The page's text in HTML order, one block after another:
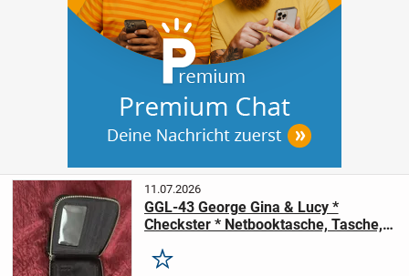
11.07.2026
GGL-43 George Gina & Lucy *
Checkster * Netbooktasche, Tasche,
Handbag Top
Merken